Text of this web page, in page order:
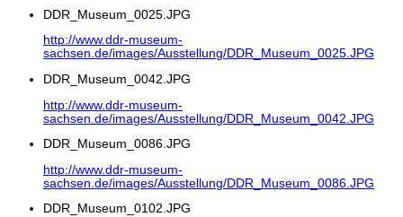
DDR_Museum_0025.JPG
http://www.ddr-museum-
sachsen.de/images/Ausstellung/DDR_Museum_0025.JPG
DDR_Museum_0042.JPG
http://www.ddr-museum-
sachsen.de/images/Ausstellung/DDR_Museum_0042.JPG
DDR_Museum_0086.JPG
http://www.ddr-museum-
sachsen.de/images/Ausstellung/DDR_Museum_0086.JPG
DDR_Museum_0102.JPG